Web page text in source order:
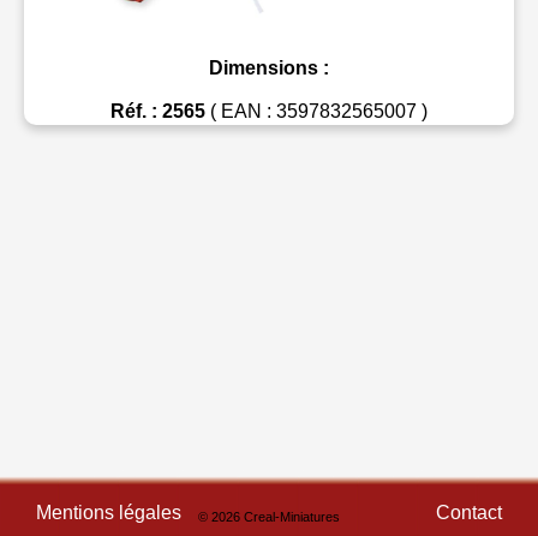
Dimensions :
Réf. : 2565 ( EAN : 3597832565007 )
Mentions légales © 2026 Creal-Miniatures Contact